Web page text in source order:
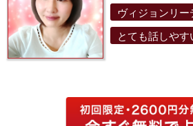
ヴィジョンリー
とても話しやす